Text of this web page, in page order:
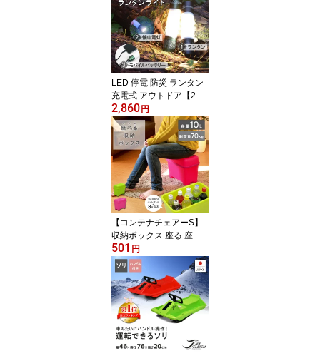
ジャー 登山 収納 持ち運
び 【ショルダーバッグチ
ェアー】
LED 停電 防災 ランタン
充電式 アウトドア【2WA
Yトーチ＆ランタン】懐
中電灯 持ち運び 持ちや
すい キャンプ 非常時 バ
ッテリー スマホ充電 お
墓参り お盆 ライト 地震
災害 緊急時 復興 避難 明
るい ハンディ―ライト
ミニ MINIMALIGHT 5050
WORKSHOP
2,860 円
【コンテナチェアーS】
収納ボックス 座る 座れ
る イス 椅子 チェアー ボ
ックス収納 おもちゃボッ
クス おもちゃ箱 フタ付
き 車載 ベランダコンテ
ナ ベラコン おしゃれ か
わいい カラフル 子供部
屋 巣ごもり EDLP
501 円